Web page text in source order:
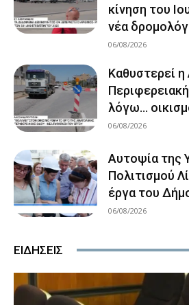
κίνηση του
νέα
06/08/2026
Καθυστερεί η
λόγω…
06/08/2026
Αυτοψία της
Πολιτισμού
έργα του
06/08/2026
ΕΙΔΗΣΕΙΣ